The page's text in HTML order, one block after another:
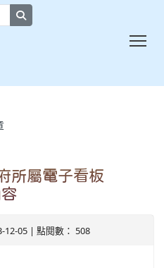
所屬電子看板
12-05 | 點閱數： 508